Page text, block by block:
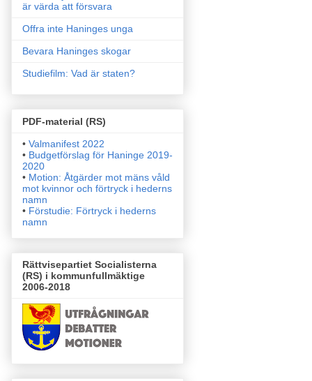
är värda att försvara
Offra inte Haninges unga
Bevara Haninges skogar
Studiefilm: Vad är staten?
PDF-material (RS)
• Valmanifest 2022
• Budgetförslag för Haninge 2019-
2020
• Motion: Åtgärder mot mäns våld
mot kvinnor och förtryck i hederns
namn
• Förstudie: Förtryck i hederns
namn
Rättvisepartiet Socialisterna
(RS) i kommunfullmäktige
2006-2018